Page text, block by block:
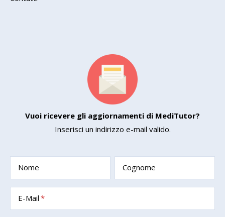
Vuoi ricevere gli aggiornamenti di MediTutor?
Inserisci un indirizzo e-mail valido.
Nome Cognome
E-Mail